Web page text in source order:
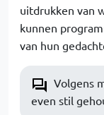
uitdrukken van
kunnen
van hun
Volgens
even stil